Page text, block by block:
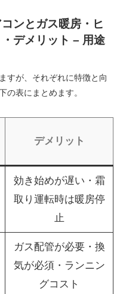
ンとガス暖房・ヒ
デメリット – 用途
すが、それぞれに特徴と向
の表にまとめます。
デメリット
効き始めが遅い・霜
取り運転時は暖房停
止
ガス配管が必要・換
気が必須・ランニン
グコスト